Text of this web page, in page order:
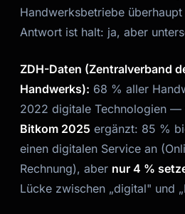
Handwerksbetriebe
Antwort ist halt: ja, aber
ZDH-Daten (Zentralverband
Handwerks): 68 % aller
2022 digitale Technologien —
Bitkom 2025 ergänzt: 85 %
einen digitalen Service an
Rechnung), aber nur 4 %
Lücke zwischen „digital" und